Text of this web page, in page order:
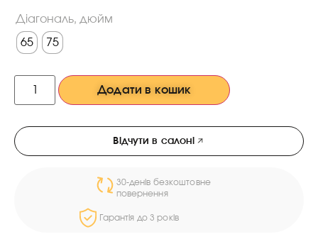
Діагональ, дюйм
65 75
Додати в кошик
Відчути в салоні
30-денів безкоштовне
повернення
Гарантія до 3 років